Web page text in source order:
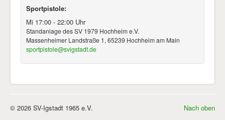
Sportpistole:
Mi 17:00 - 22:00 Uhr
Standanlage des SV 1979 Hochheim e.V.
Massenheimer Landstraße 1, 65239 Hochheim am Main
sportpistole@svigstadt.de
Nach oben
© 2026 SV-Igstadt 1965 e.V.